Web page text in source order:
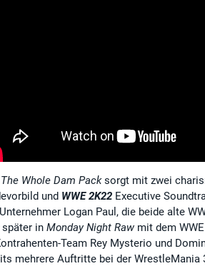
The Whole Dam Packsorgt mit zwei
und WWE 2K22 Executive
Logan Paul, die beide alte
in Monday Night Raw mit dem
Team Rey Mysterio und
mehrere Auftritte bei der WrestleMania